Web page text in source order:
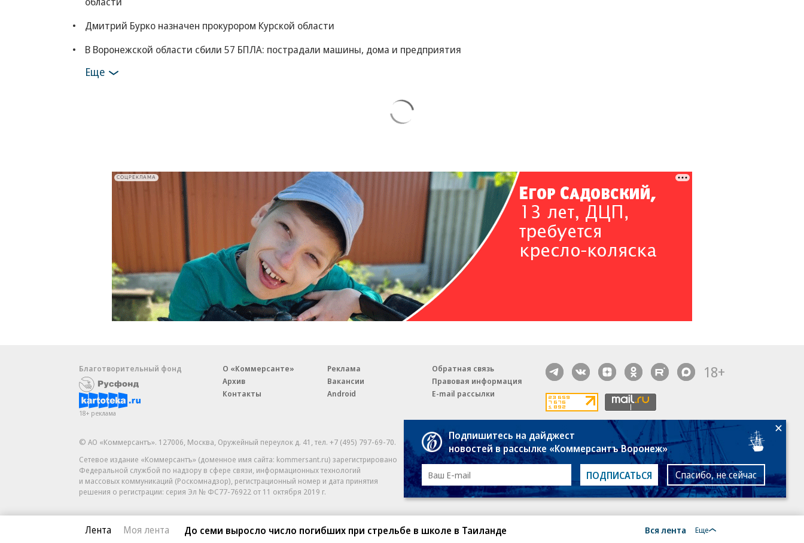
Дмитрий Бурко назначен прокурором Курской области
В Воронежской области сбили 57 БПЛА: пострадали машины, дома и предприятия
Еще
СОЦРЕКЛАМА
Лента Моя лента До семи выросло число погибших при стрельбе в школе в Таиланде Вся лента Еще
Благотворительный фонд
18+ реклама
О «Коммерсанте»
Архив
Контакты
Реклама
Вакансии
Android
Обратная связь
Правовая информация
E-mail рассылки
18+
© АО «Коммерсантъ». 127006, Москва, Оружейный переулок д. 41,тел. +7 (495) 797-69-70.
Сетевое издание «Коммерсантъ» (доменное имя сайта: kommersant.ru) зарегистрировано
Федеральной службой по надзору в сфере связи, информационных технологий
и массовых коммуникаций (Роскомнадзор), регистрационный номер и дата принятия
решения о регистрации: серия Эл № ФС77-76922 от 11 октября 2019 г.
Партнерские проекты/материалы, новости компаний, материалы с пометкой
«Промо» и «Официальное сообщение» опубликованы на коммерческой основе.
На kommersant.ru применяются рекомендательные технологии.
Подробнее
Подпишитесь на дайджест
новостей в рассылке «Коммерсантъ Воронеж»
ПОДПИСАТЬСЯ Спасибо, не сейчас